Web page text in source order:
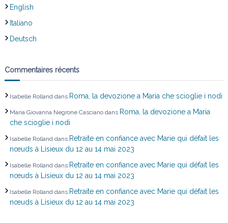
English
Italiano
Deutsch
Commentaires récents
Isabelle Rolland dans Roma, la devozione a Maria che scioglie i nodi
Maria Giovanna Negrone Cascianodans Roma, la devozione a Maria
che scioglie i nodi
Isabelle Rolland dans Retraite en confiance avec Marie qui défait les
nœuds à Lisieux du 12 au 14 mai 2023
Isabelle Rolland dans Retraite en confiance avec Marie qui défait les
nœuds à Lisieux du 12 au 14 mai 2023
Isabelle Rolland dans Retraite en confiance avec Marie qui défait les
nœuds à Lisieux du 12 au 14 mai 2023